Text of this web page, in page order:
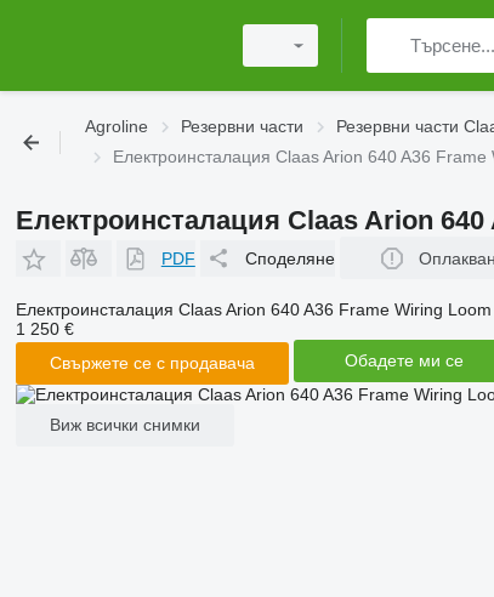
Agroline Резервни части Резервни части
Електроинсталация Claas Arion 640 A36
Електроинсталация Claas Arion
PDF Споделяне
Електроинсталация Claas Arion 640 A36 Frame Wiring
1 250 €
Свържете се с продавача
Обадете ми се
Виж всички снимки